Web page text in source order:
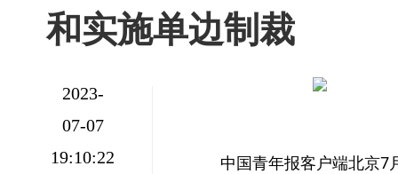
和实施单边制裁
2023-
07-07
19:10:22
中国青年报客户端北京7